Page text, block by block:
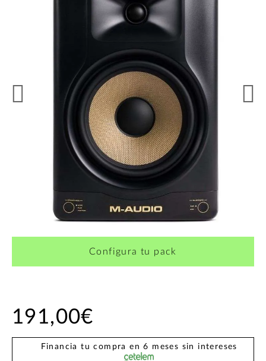
¿Quieres crearte tu propio pack?
Configura tu pack
191,00€
Financia tu compra en 6 meses sin intereses